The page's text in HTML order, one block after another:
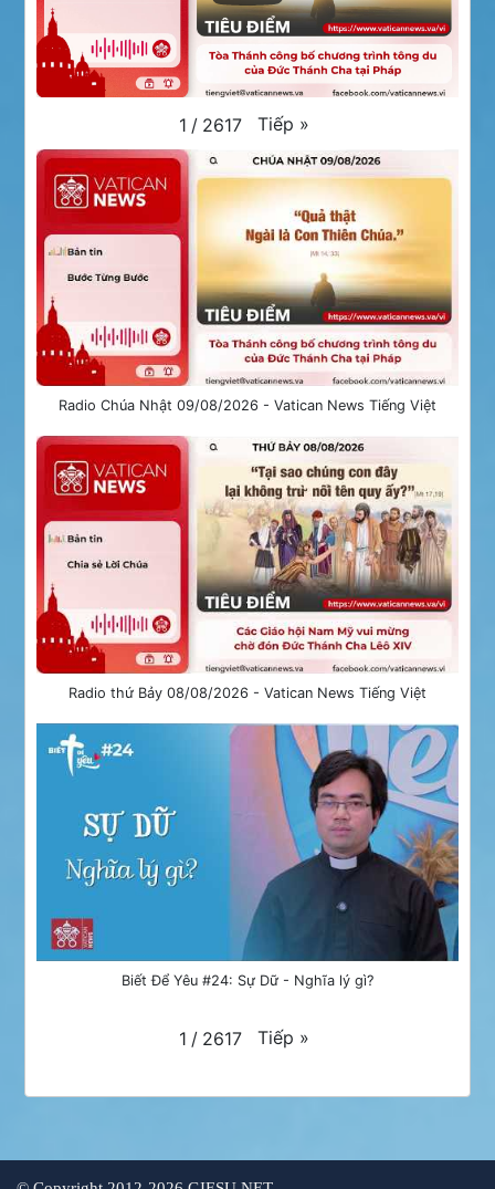
1 / 2617 Tiếp »
Radio Chúa Nhật 09/08/2026 - Vatican News Tiếng Việt
Radio thứ Bảy 08/08/2026 - Vatican News Tiếng Việt
Biết Để Yêu #24: Sự Dữ - Nghĩa lý gì?
1 / 2617 Tiếp »